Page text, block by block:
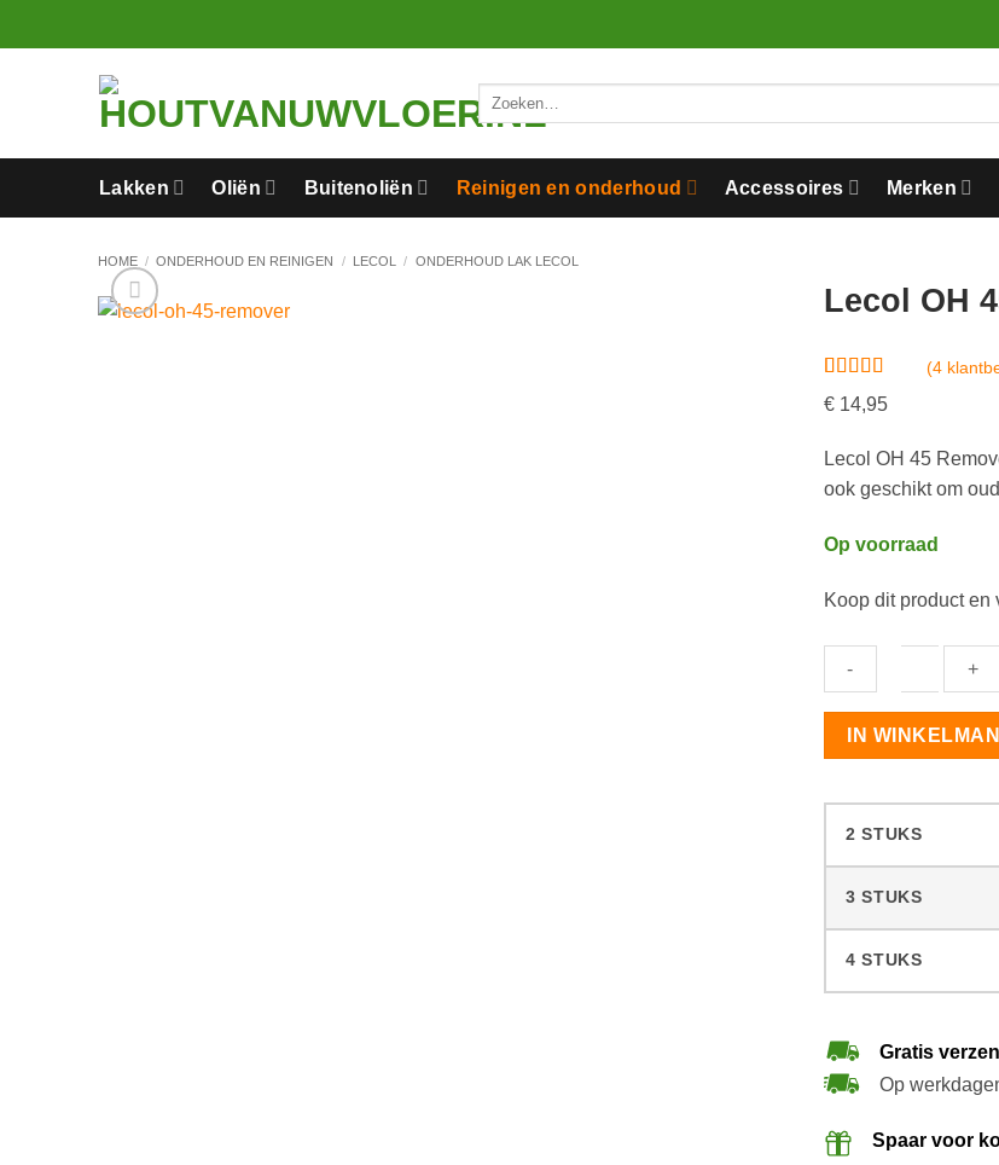
naar
Zoeken
naar:
Lakken Oliën Buitenoliën Reinigen en onderhoud Accessoires Merken
HOME / ONDERHOUD EN REINIGEN / LECOL / ONDERHOUD LAK LECOL
Lecol OH
Gewaardeerd
5op 5
op
4
klantbeoordelingen
(4
€14,95
Lecol OH 45
ook geschikt om
Op voorraad
Koop dit product en
Lecol
Remover
aantal
IN
2 STUKS
3 STUKS
4 STUKS
Gratis
Op
Spaar voor